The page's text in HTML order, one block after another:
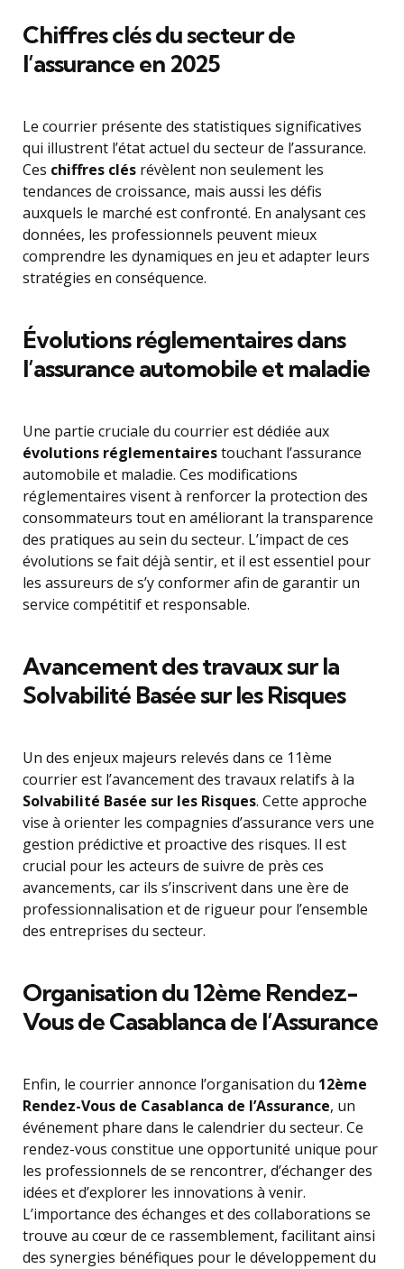
Chiffres clés du secteur de
l’assurance en 2025
Le courrier présente des statistiques significatives
qui illustrent l’état actuel du secteur de l’assurance.
Ces chiffres clés révèlent non seulement les
tendances de croissance, mais aussi les défis
auxquels le marché est confronté. En analysant ces
données, les professionnels peuvent mieux
comprendre les dynamiques en jeu et adapter leurs
stratégies en conséquence.
Évolutions réglementaires dans
l’assurance automobile et maladie
Une partie cruciale du courrier est dédiée aux
évolutions réglementairestouchant l’assurance
automobile et maladie. Ces modifications
réglementaires visent à renforcer la protection des
consommateurs tout en améliorant la transparence
des pratiques au sein du secteur. L’impact de ces
évolutions se fait déjà sentir, et il est essentiel pour
les assureurs de s’y conformer afin de garantir un
service compétitif et responsable.
Avancement des travaux sur la
Solvabilité Basée sur les Risques
Un des enjeux majeurs relevés dans ce 11ème
courrier est l’avancement des travaux relatifs à la
Solvabilité Basée sur les Risques. Cette approche
vise à orienter les compagnies d’assurance vers une
gestion prédictive et proactive des risques. Il est
crucial pour les acteurs de suivre de près ces
avancements, car ils s’inscrivent dans une ère de
professionnalisation et de rigueur pour l’ensemble
des entreprises du secteur.
Organisation du 12ème Rendez-
Vous de Casablanca de l’Assurance
Enfin, le courrier annonce l’organisation du 12ème
Rendez-Vous de Casablanca de l’Assurance, un
événement phare dans le calendrier du secteur. Ce
rendez-vous constitue une opportunité unique pour
les professionnels de se rencontrer, d’échanger des
idées et d’explorer les innovations à venir.
L’importance des échanges et des collaborations se
trouve au cœur de ce rassemblement, facilitant ainsi
des synergies bénéfiques pour le développement du